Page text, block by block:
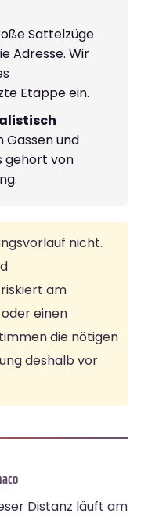
Sattelzüge
Adresse. Wir
Etappe ein.
Gassen und
gehört von
nicht.
am
einen
die nötigen
deshalb vor
Distanz läuft am